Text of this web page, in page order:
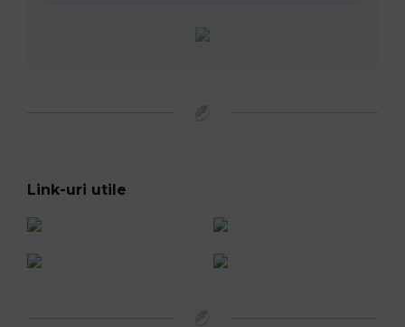
Link-uri utile